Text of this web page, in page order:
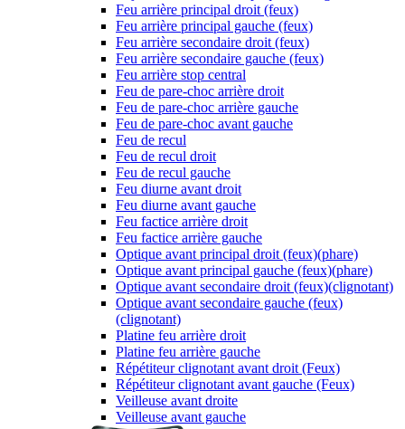
Feu arrière principal droit (feux)
Feu arrière principal gauche (feux)
Feu arrière secondaire droit (feux)
Feu arrière secondaire gauche (feux)
Feu arrière stop central
Feu de pare-choc arrière droit
Feu de pare-choc arrière gauche
Feu de pare-choc avant gauche
Feu de recul
Feu de recul droit
Feu de recul gauche
Feu diurne avant droit
Feu diurne avant gauche
Feu factice arrière droit
Feu factice arrière gauche
Optique avant principal droit (feux)(phare)
Optique avant principal gauche (feux)(phare)
Optique avant secondaire droit (feux)(clignotant)
Optique avant secondaire gauche (feux)
(clignotant)
Platine feu arrière droit
Platine feu arrière gauche
Répétiteur clignotant avant droit (Feux)
Répétiteur clignotant avant gauche (Feux)
Veilleuse avant droite
Veilleuse avant gauche